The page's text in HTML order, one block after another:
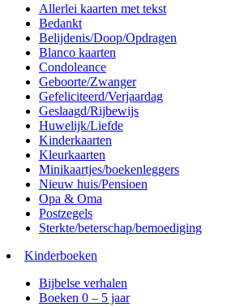
Allerlei kaarten met tekst
Bedankt
Belijdenis/Doop/Opdragen
Blanco kaarten
Condoleance
Geboorte/Zwanger
Gefeliciteerd/Verjaardag
Geslaagd/Rijbewijs
Huwelijk/Liefde
Kinderkaarten
Kleurkaarten
Minikaartjes/boekenleggers
Nieuw huis/Pensioen
Opa & Oma
Postzegels
Sterkte/beterschap/bemoediging
Kinderboeken
Bijbelse verhalen
Boeken 0 – 5 jaar